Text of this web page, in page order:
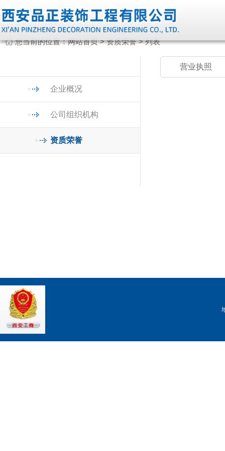
您当前的位置：网站首页>资质荣誉> 列表
企业概况
公司组织机构
资质荣誉
营业执照